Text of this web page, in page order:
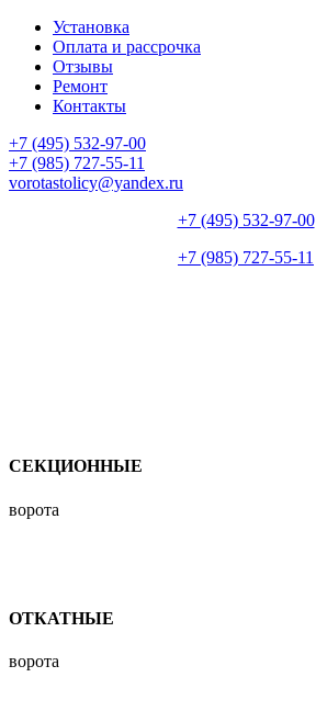
Установка
Оплата и рассрочка
Отзывы
Ремонт
Контакты
+7 (495) 532-97-00
+7 (985) 727-55-11
vorotastolicy@yandex.ru
+7 (495) 532-97-00
+7 (985) 727-55-11
СЕКЦИОННЫЕ
ворота
ОТКАТНЫЕ
ворота